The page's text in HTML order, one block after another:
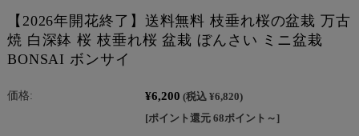
【2026年開花終了】送料無料 枝垂れ桜の盆栽 万古
焼 白深鉢 桜 枝垂れ桜 盆栽 ぼんさい ミニ盆栽
BONSAI ボンサイ
価格: ¥6,200 (税込 ¥6,820)
[ポイント還元 68ポイント～]